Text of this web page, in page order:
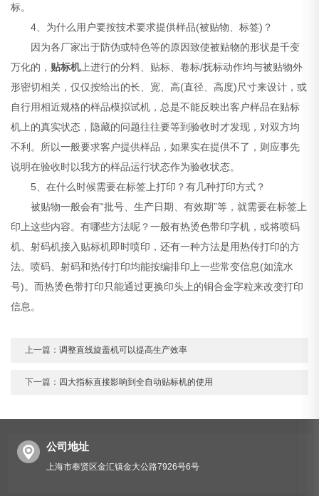
标。
4、为什么用户要按技术要求提供样品(被贴物、标签)？
因为各厂家出于防伪或特色等的原因致使被贴物的形状是千变
万化的， 贴标机上进行的分料、贴标、卷标/抚标动作均与被贴物外
形密切相关，仅仅按给出的长、宽、高(直径、高度)尺寸来设计，或
自行用相近规格的样品模拟试机，总是不能反映出客户样品在贴标
机上的真实状态，隐藏的问题往往要等到验收时才发现，对双方均
不利。所以一般要求客户提供样品，如果实在提供不了，则应事先
说明在验收时以我方的样品运行状态作为验收状态。
5、在什么时候需要在标签上打印？有几种打印方式？
被贴物一般会有“批号、生产日期、有效期”等，就需要在标签上
印上这些内容。有哪些方法呢？一般有热烫色带印字机，或将喷码
机、射码机接入贴标机即时喷印，还有一种方法是用热传打印的方
法。喷码、射码和热传打印均能按编排印上一些常变信息(如流水
号)。而热烫色带打印只能通过更换印头上的铜合金字粒来改变打印
信息。
上一篇：调整直线旋盖机可以提高生产效率
下一篇： 四大指标直接影响到全自动贴标机的使用
公司地址
上海市奉贤区金汇镇金大公路7926号6号